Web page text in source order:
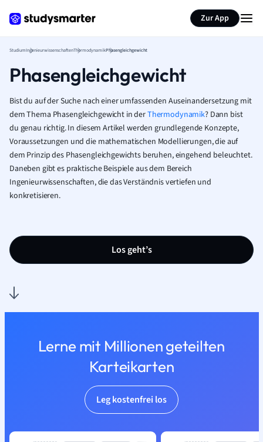
Zur App
StudiumIngenieurwissenschaftenThermodynamikPhasengleichgewicht
Phasengleichgewicht
Bist du auf der Suche nach einer umfassenden Auseinandersetzung mit
dem Thema Phasengleichgewicht in derThermodynamik? Dann bist
du genau richtig. In diesem Artikel werden grundlegende Konzepte,
Voraussetzungen und die mathematischen Modellierungen, die auf
dem Prinzip des Phasengleichgewichts beruhen, eingehend beleuchtet.
Daneben gibt es praktische Beispiele aus dem Bereich
Ingenieurwissenschaften, die das Verständnis vertiefen und
konkretisieren.
Los geht’s
Lerne mit Millionen geteilten
Karteikarten
Leg kostenfrei los